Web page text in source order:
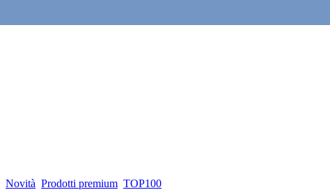
Novità Prodotti premium TOP100